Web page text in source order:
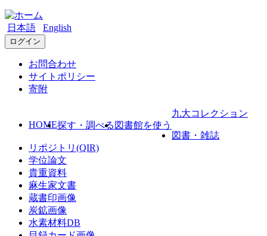
日本語 English
ログイン
お問合わせ
サイトポリシー
寄附
HOME探す・調べる 図書館を使う
九大コレクション
図書・雑誌
リポジトリ(QIR)
学位論文
貴重資料
麻生家文書
蔵書印画像
炭鉱画像
水素材料DB